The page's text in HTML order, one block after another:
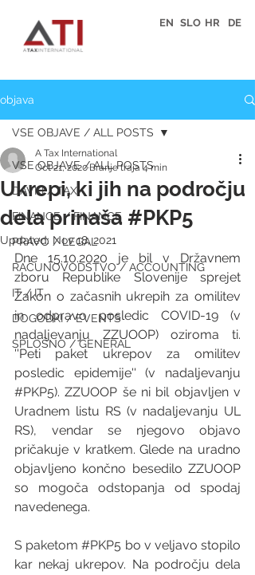
EN SLO HR DE
objava
VSE OBJAVE / ALL POSTS
DAVKI / TAX
FINANCE / FINANCE
PRAVO / LEGAL
RAČUNOVODSTVO / ACCOUNTING
IT / IT
DOGODKI / EVENTS
SPLOŠNO / GENERAL
VSE OBJAVE / ALL POSTS
Ukrepi, ki jih na področju
dela prinaša #PKP5
A Tax International
Oct 21, 2020 Branje traja 4 min
Updated: Nov 18, 2021
Dne 15.10.2020 je bil v Državnem
zboru Republike Slovenije sprejet
Zakon o začasnih ukrepih za omilitev
in odpravo posledic COVID-19 (v
nadaljevanju ZZUOOP) oziroma ti.
''Peti paket ukrepov za omilitev
#PKP5). ZZUOOP še ni bil objavljen v
Uradnem listu RS (v nadaljevanju UL
RS), vendar se njegovo objavo
pričakuje v kratkem. Glede na uradno
objavljeno končno besedilo ZZUOOP
so mogoča odstopanja od spodaj
navedenega.
S paketom #PKP5 bo v veljavo stopilo
kar nekaj ukrepov. Na področju dela